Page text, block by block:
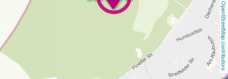
OpenStreetMap contributors